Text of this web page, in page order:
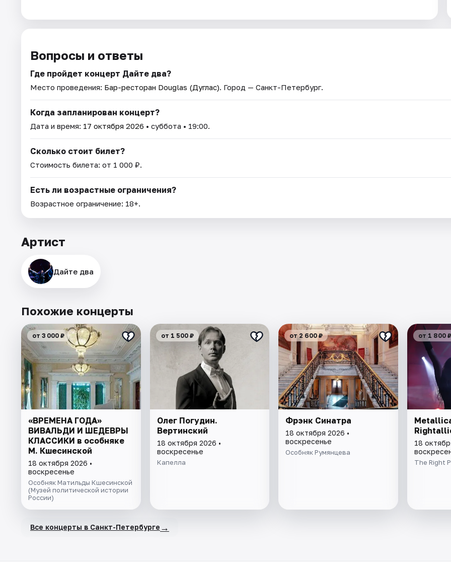
Вопросы и ответы
Где пройдет концерт Дайте два?
Место проведения: Бар-ресторан Douglas (Дуглас). Город — Санкт-Петербург.
Когда запланирован концерт?
Дата и время: 17 октября 2026 • суббота • 19:00.
Сколько стоит билет?
Стоимость билета: от 1 000 ₽.
Есть ли возрастные ограничения?
Возрастное ограничение: 18+.
Артист
Дайте два
Похожие концерты
от 3 000 ₽
«ВРЕМЕНА ГОДА»
ВИВАЛЬДИ И ШЕДЕВРЫ
КЛАССИКИ в особняке
М. Кшесинской
18 октября 2026 •
воскресенье
Особняк Матильды Кшесинской
(Музей политической истории
России)
от 1 500 ₽
Олег Погудин.
Вертинский
18 октября 2026 •
воскресенье
Капелла
от 2 600 ₽
Фрэнк Синатра
18 октября 2026 •
воскресенье
Особняк Румянцева
от 1 800 ₽
18
The Right
Все концерты в Санкт-Петербурге →